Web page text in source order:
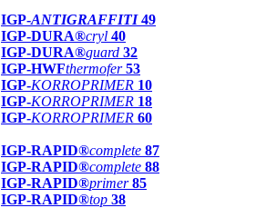
IGP-ANTIGRAFFITI49
IGP-DURA®cryl 40
IGP-DURA®guard 32
IGP-HWFthermofer 53
IGP-KORROPRIMER 10
IGP-KORROPRIMER 18
IGP-KORROPRIMER 60
IGP-RAPID®complete 87
IGP-RAPID®complete 88
IGP-RAPID®primer 85
IGP-RAPID®top 38